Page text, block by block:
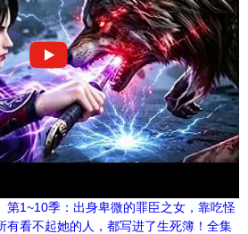
第1~10季：出身卑微的罪臣之女，靠吃怪
有看不起她的人，都写进了生死簿！全集